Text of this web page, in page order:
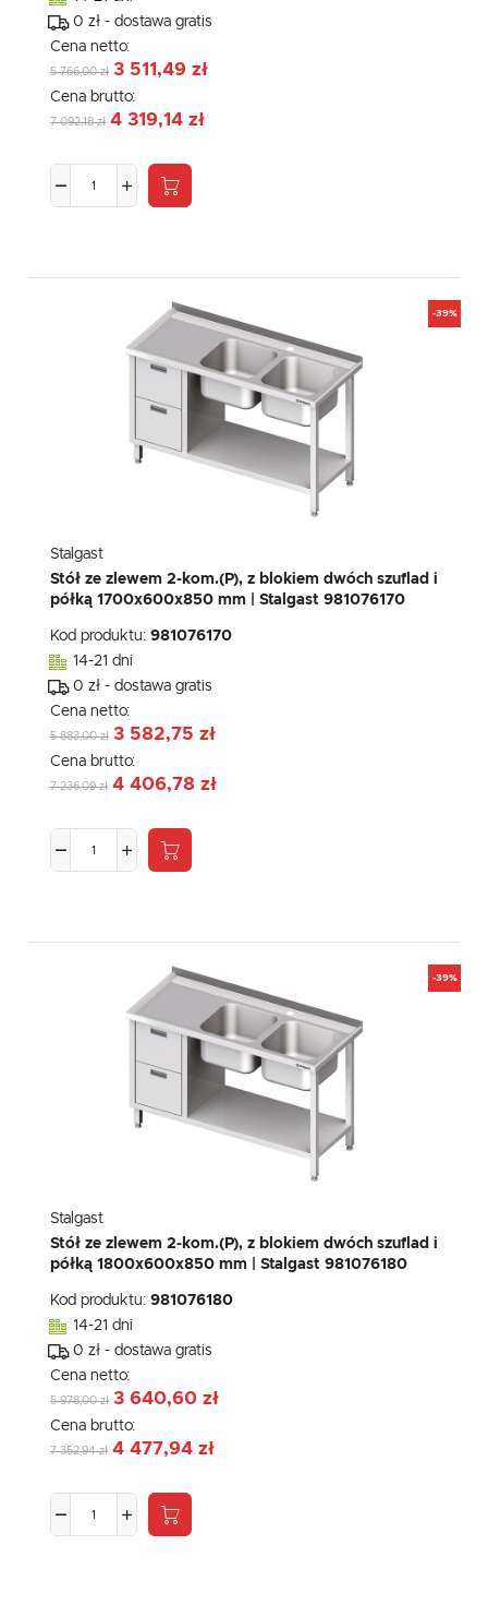
0 zł - dostawa gratis
Cena netto:
5 766,00 zł 3 511,49 zł
Cena brutto:
7 092,18 zł 4 319,14 zł
-39%
Stalgast
Stół ze zlewem 2-kom.(P), z blokiem dwóch szuflad i
półką 1700x600x850 mm | Stalgast 981076170
Kod produktu: 981076170
14-21 dni
0 zł - dostawa gratis
Cena netto:
5 883,00 zł 3 582,75 zł
Cena brutto:
7 236,09 zł 4 406,78 zł
-39%
Stalgast
Stół ze zlewem 2-kom.(P), z blokiem dwóch szuflad i
półką 1800x600x850 mm | Stalgast 981076180
Kod produktu: 981076180
14-21 dni
0 zł - dostawa gratis
Cena netto:
5 978,00 zł 3 640,60 zł
Cena brutto:
7 352,94 zł 4 477,94 zł